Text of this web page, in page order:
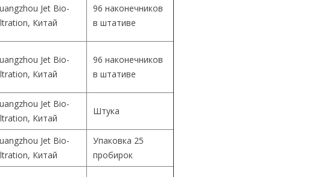
Jet Bio-
Китай
96 наконечников
в штативе
Jet Bio-
Китай
96 наконечников
в штативе
Jet Bio-
Китай
Штука
Jet Bio-
Китай
Упаковка 25
пробирок